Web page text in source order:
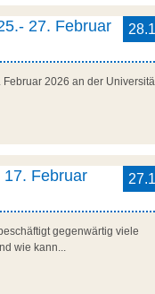
27. Februar
2026 an der
Februar
gegenwärtig viele
wie kann...